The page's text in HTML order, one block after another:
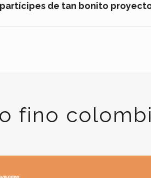
de tan bonito
fino